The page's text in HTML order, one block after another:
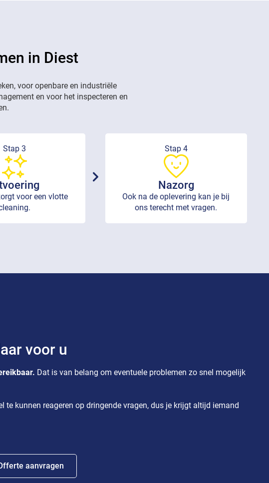
in Diest
voor openbare en industriële
en voor het inspecteren en
Stap 3
voor een vlotte
Stap 4
Nazorg
Ook na de oplevering kan je bij
ons terecht met vragen.
voor u
Dat is van belang om eventuele problemen zo snel mogelijk
te kunnen reageren op dringende vragen, dus je krijgt altijd iemand
aanvragen